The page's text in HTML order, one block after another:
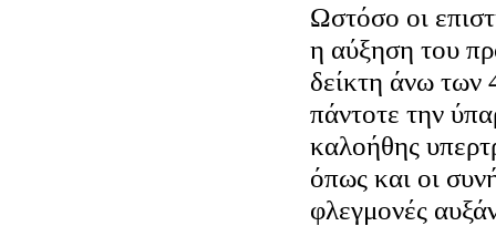
Ωστόσο οι
η αύξηση του
δείκτη άνω των
πάντοτε την
καλοήθης
όπως και οι
φλεγμονές